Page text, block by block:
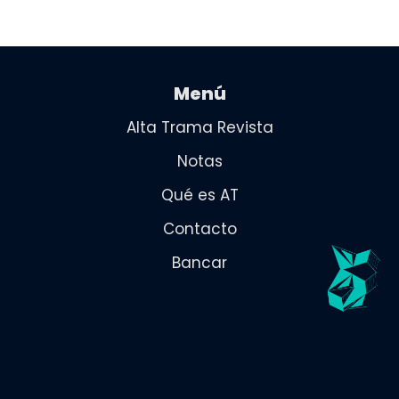
Menú
Alta Trama Revista
Notas
Qué es AT
Contacto
Bancar